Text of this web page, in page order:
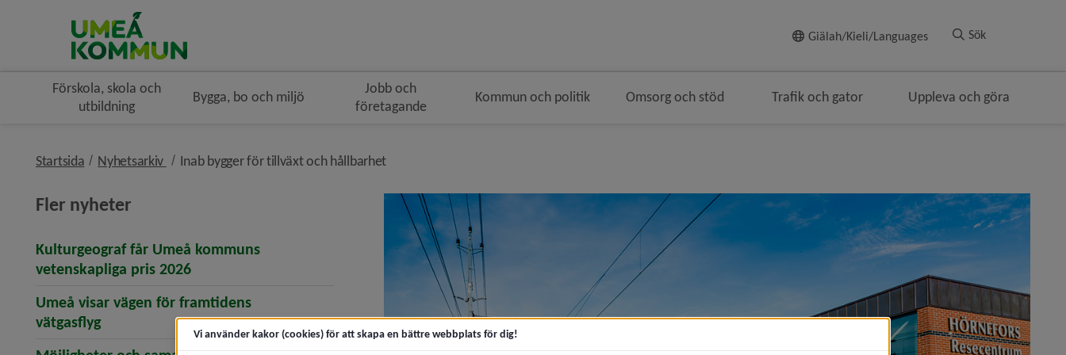
Giälah/Kieli/Languages Sök
Förskola, skola och
utbildning
Bygga, bo och miljö
Jobb och
företagande
Kommun och politik Omsorg och stöd Trafik och gator Uppleva och göra
Startsida Nyhetsarkiv nivå i brödsmulenavigeringen
Inab bygger för tillväxt och hållbarhetnivå i brödsmulenavigeringen
Fler nyheter
Kulturgeograf får Umeå kommuns
vetenskapliga pris 2026(öppnar artikeln Kulturgeograf får Umeå kommuns vetenskapliga pris 2026)
Umeå visar vägen för framtidens
vätgasflyg(öppnar artikeln Umeå visar vägen för framtidens vätgasflyg)
Vi använder kakor (cookies) för att skapa en bättre webbplats för dig!